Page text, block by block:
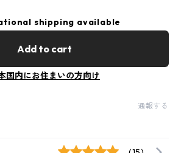
shipping available
Add to cart
国内にお住まいの方向け
通報する